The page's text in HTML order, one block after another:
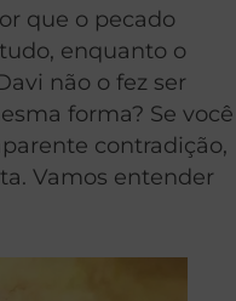
que o pecado
enquanto o
não o fez ser
forma? Se você
contradição,
Vamos entender